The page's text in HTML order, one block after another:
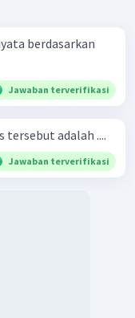
berdasarkan
Jawaban terverifikasi
adalah ....
Jawaban terverifikasi